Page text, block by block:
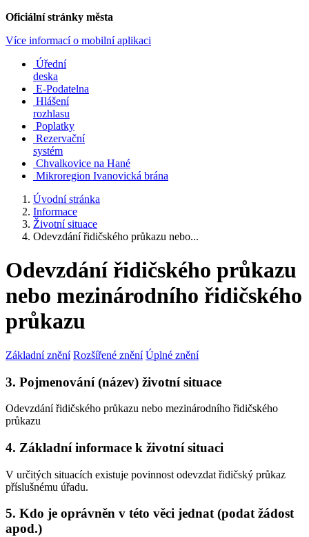
Oficiální stránky města
Více informací o mobilní aplikaci
Úřední
deska
E-Podatelna
Hlášení
rozhlasu
Poplatky
Rezervační
systém
Chvalkovice na Hané
Mikroregion Ivanovická brána
Úvodní stránka
Informace
Životní situace
Odevzdání řidičského průkazu nebo...
Odevzdání řidičského průkazu
nebo mezinárodního řidičského
průkazu
Základní znění Rozšířené znění Úplné znění
3. Pojmenování (název) životní situace
Odevzdání řidičského průkazu nebo mezinárodního řidičského
průkazu
4. Základní informace k životní situaci
V určitých situacích existuje povinnost odevzdat řidičský průkaz
příslušnému úřadu.
5. Kdo je oprávněn v této věci jednat (podat žádost
apod.)